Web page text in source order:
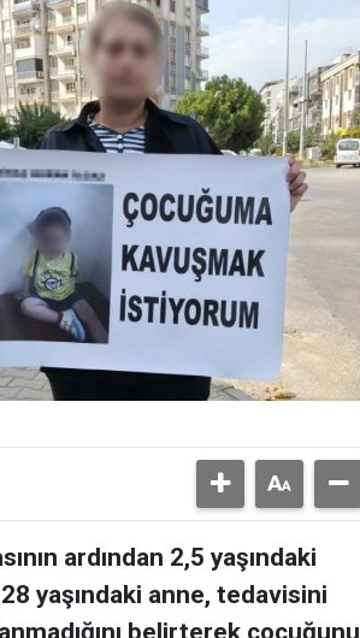
ardından 2,5 yaşındaki
yaşındaki anne, tedavisini
belirterek çocuğunu